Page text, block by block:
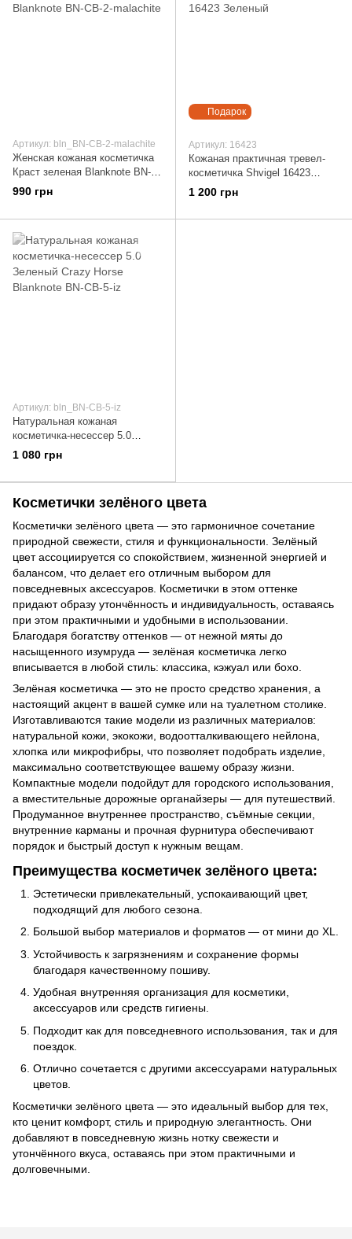
Артикул: bln_BN-CB-2-malachite
Женская кожаная косметичка
Краст зеленая Blanknote BN-
CB-2-malachite
990 грн
Подарок
Артикул: 16423
Кожаная практичная тревел-
косметичка Shvigel 16423
Зеленый
1 200 грн
Артикул: bln_BN-CB-5-iz
Натуральная кожаная
косметичка-несессер 5.0
Зеленый Crazy Horse Blanknote
BN-CB-5-iz
1 080 грн
Косметички зелёного цвета
Косметички зелёного цвета — это гармоничное сочетание
природной свежести, стиля и функциональности. Зелёный
цвет ассоциируется со спокойствием, жизненной энергией и
балансом, что делает его отличным выбором для
повседневных аксессуаров. Косметички в этом оттенке
придают образу утончённость и индивидуальность, оставаясь
при этом практичными и удобными в использовании.
Благодаря богатству оттенков — от нежной мяты до
насыщенного изумруда — зелёная косметичка легко
вписывается в любой стиль: классика, кэжуал или бохо.
Зелёная косметичка — это не просто средство хранения, а
настоящий акцент в вашей сумке или на туалетном столике.
Изготавливаются такие модели из различных материалов:
натуральной кожи, экокожи, водоотталкивающего нейлона,
хлопка или микрофибры, что позволяет подобрать изделие,
максимально соответствующее вашему образу жизни.
Компактные модели подойдут для городского использования,
а вместительные дорожные органайзеры — для путешествий.
Продуманное внутреннее пространство, съёмные секции,
внутренние карманы и прочная фурнитура обеспечивают
порядок и быстрый доступ к нужным вещам.
Преимущества косметичек зелёного цвета:
Эстетически привлекательный, успокаивающий цвет,
подходящий для любого сезона.
Большой выбор материалов и форматов — от мини до XL.
Устойчивость к загрязнениям и сохранение формы
благодаря качественному пошиву.
Удобная внутренняя организация для косметики,
аксессуаров или средств гигиены.
Подходит как для повседневного использования, так и для
поездок.
Отлично сочетается с другими аксессуарами натуральных
цветов.
Косметички зелёного цвета — это идеальный выбор для тех,
кто ценит комфорт, стиль и природную элегантность. Они
добавляют в повседневную жизнь нотку свежести и
утончённого вкуса, оставаясь при этом практичными и
долговечными.